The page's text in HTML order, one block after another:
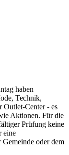
haben
Technik,
Outlet-Center - es
Aktionen. Für die
Prüfung keine
eine
oder dem